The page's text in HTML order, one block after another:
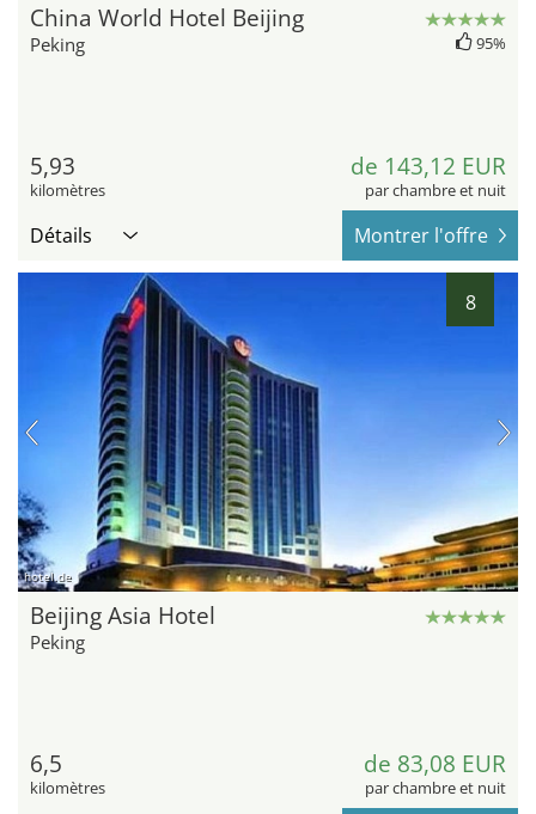
China World Hotel Beijing
Peking 95%
5,93
kilomètres
de 143,12 EUR
par chambre et nuit
Détails Montrer l'offre
8
hotel.de
Beijing Asia Hotel
Peking
6,5
kilomètres
de 83,08 EUR
par chambre et nuit